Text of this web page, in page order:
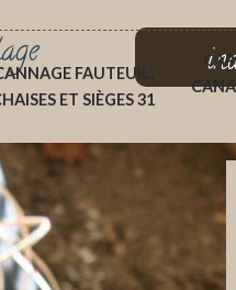
FAUTEUIL,
ET SIÈGES 31